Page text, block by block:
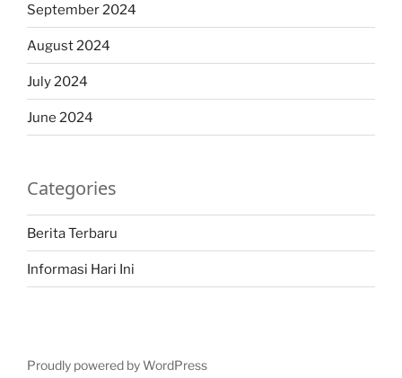
September 2024
August 2024
July 2024
June 2024
Categories
Berita Terbaru
Informasi Hari Ini
Proudly powered by WordPress